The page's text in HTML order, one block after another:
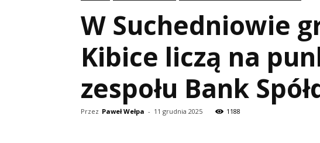
W Suchedniowie
Kibice liczą na
zespołu Bank
Przez Paweł Wełpa - 11 grudnia 2025 1188